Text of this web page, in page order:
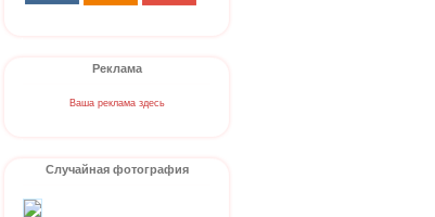
Реклама
Ваша реклама здесь
Случайная фотография